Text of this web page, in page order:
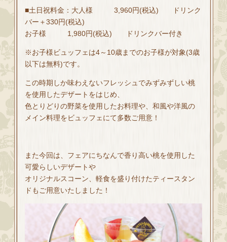
■土日祝料金：大人様 3,960円(税込) ドリンク
バー＋330円(税込)
お子様 1,980円(税込) ドリンクバー付き
※お子様ビュッフェは4～10歳までのお子様が対象(3歳
以下は無料)です。
この時期しか味わえないフレッシュでみずみずしい桃
を使用したデザートをはじめ、
色とりどりの野菜を使用したお料理や、和風や洋風の
メイン料理をビュッフェにて多数ご用意！
また今回は、フェアにちなんで香り高い桃を使用した
可愛らしいデザートや
オリジナルスコーン、軽食を盛り付けたティースタン
ドもご用意いたしました！